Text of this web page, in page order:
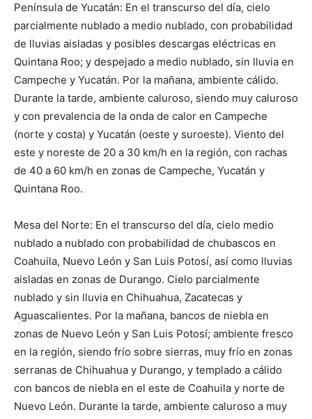
Península de Yucatán: En el transcurso del día, cielo
parcialmente nublado a medio nublado, con probabilidad
de lluvias aisladas y posibles descargas eléctricas en
Quintana Roo; y despejado a medio nublado, sin lluvia en
Campeche y Yucatán. Por la mañana, ambiente cálido.
Durante la tarde, ambiente caluroso, siendo muy caluroso
y con prevalencia de la onda de calor en Campeche
(norte y costa) y Yucatán (oeste y suroeste). Viento del
este y noreste de 20 a 30 km/h en la región, con rachas
de 40 a 60 km/h en zonas de Campeche, Yucatán y
Quintana Roo.
Mesa del Norte: En el transcurso del día, cielo medio
nublado a nublado con probabilidad de chubascos en
Coahuila, Nuevo León y San Luis Potosí, así como lluvias
aisladas en zonas de Durango. Cielo parcialmente
nublado y sin lluvia en Chihuahua, Zacatecas y
Aguascalientes. Por la mañana, bancos de niebla en
zonas de Nuevo León y San Luis Potosí; ambiente fresco
en la región, siendo frío sobre sierras, muy frío en zonas
serranas de Chihuahua y Durango, y templado a cálido
con bancos de niebla en el este de Coahuila y norte de
Nuevo León. Durante la tarde, ambiente caluroso a muy